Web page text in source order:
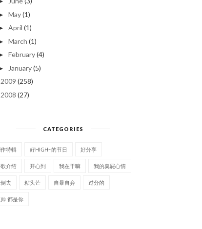
不說再見
May(1)
April (1)
March (1)
February(4)
January(5)
2009 (258)
2008 (27)
CATEGORIES
特輯 好HIGH~的节日 好分享
介绍 开心到 我在干嘛 我的臭屁心情
去 粘头芒 自暴自弃 过分的
都是你